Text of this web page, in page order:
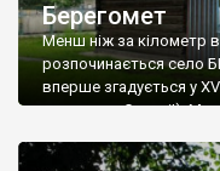
Берегомет
Менш ніж за кілометр
розпочинається село
вперше згадується у
тим, що на Сереті!).
Кіцманщині. Щоб